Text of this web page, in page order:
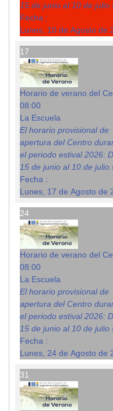
15 de junio al 10 de julio
Fecha :
Lunes, 10 de Agosto de
17
Horario de verano del
08:00
La Escuela
El horario provisional de
apertura del Centro
el periodo estival 2026:
15 de junio al 10 de julio
Fecha :
Lunes, 17 de Agosto de
24
Horario de verano del
08:00
La Escuela
El horario provisional de
apertura del Centro
el periodo estival 2026:
15 de junio al 10 de julio
Fecha :
Lunes, 24 de Agosto de
31